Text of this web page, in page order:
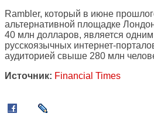
Rambler, который в июне
альтернативной площадке
40 млн долларов, является
русскоязычных интернет-
аудиторией свыше 280 млн
Источник: Financial Times